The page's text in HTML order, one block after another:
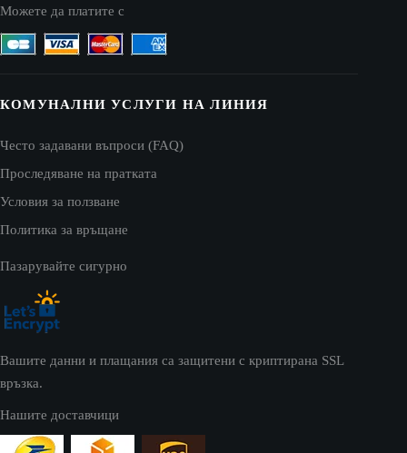
Можете да платите с
КОМУНАЛНИ УСЛУГИ НА ЛИНИЯ
Често задавани въпроси (FAQ)
Проследяване на пратката
Условия за ползване
Политика за връщане
Пазарувайте сигурно
Вашите данни и плащания са защитени с криптирана SSL
връзка.
Нашите доставчици